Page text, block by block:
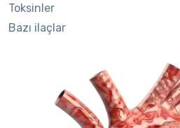
Toksinler
Bazı ilaçlar